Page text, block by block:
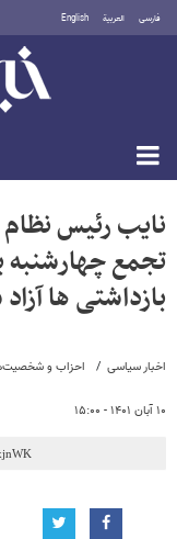
فارسی العربية English
جمعه
اخبار سیاسی احزاب و
۱۰ آبان ۱۴۰۱ - ۱۵:۰۰
تجمع
بازداشتی ها